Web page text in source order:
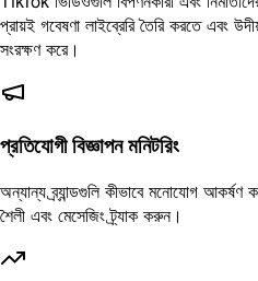
প্রায়ই গবেষণা লাইব্রেরি তৈরি করতে এবং
সংরক্ষণ করে।
প্রতিযোগী বিজ্ঞাপন মনিটরিং
অন্যান্য ব্র্যান্ডগুলি কীভাবে মনোযোগ
শৈলী এবং মেসেজিং ট্র্যাক করুন।